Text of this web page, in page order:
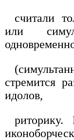
считали
или
стремится
идолов,